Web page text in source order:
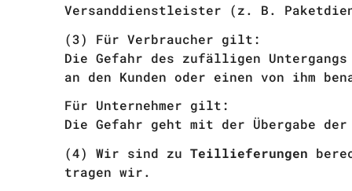
Versanddienstleister (z. B.
(3) Für Verbraucher gilt:
Die Gefahr des zufälligen
an den Kunden oder einen von ihm
Für Unternehmer gilt:
Die Gefahr geht mit der Übergabe
(4) Wir sind zu Teillieferungen
tragen wir.